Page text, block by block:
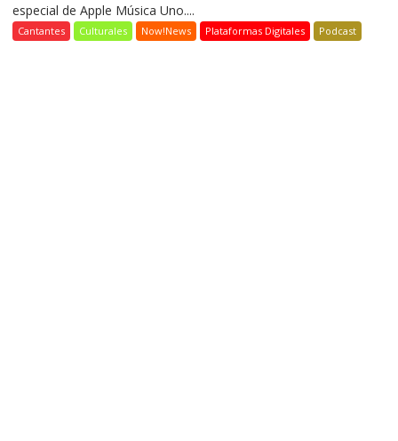
especial de Apple Música Uno....
Cantantes Culturales Now!News Plataformas Digitales Podcast